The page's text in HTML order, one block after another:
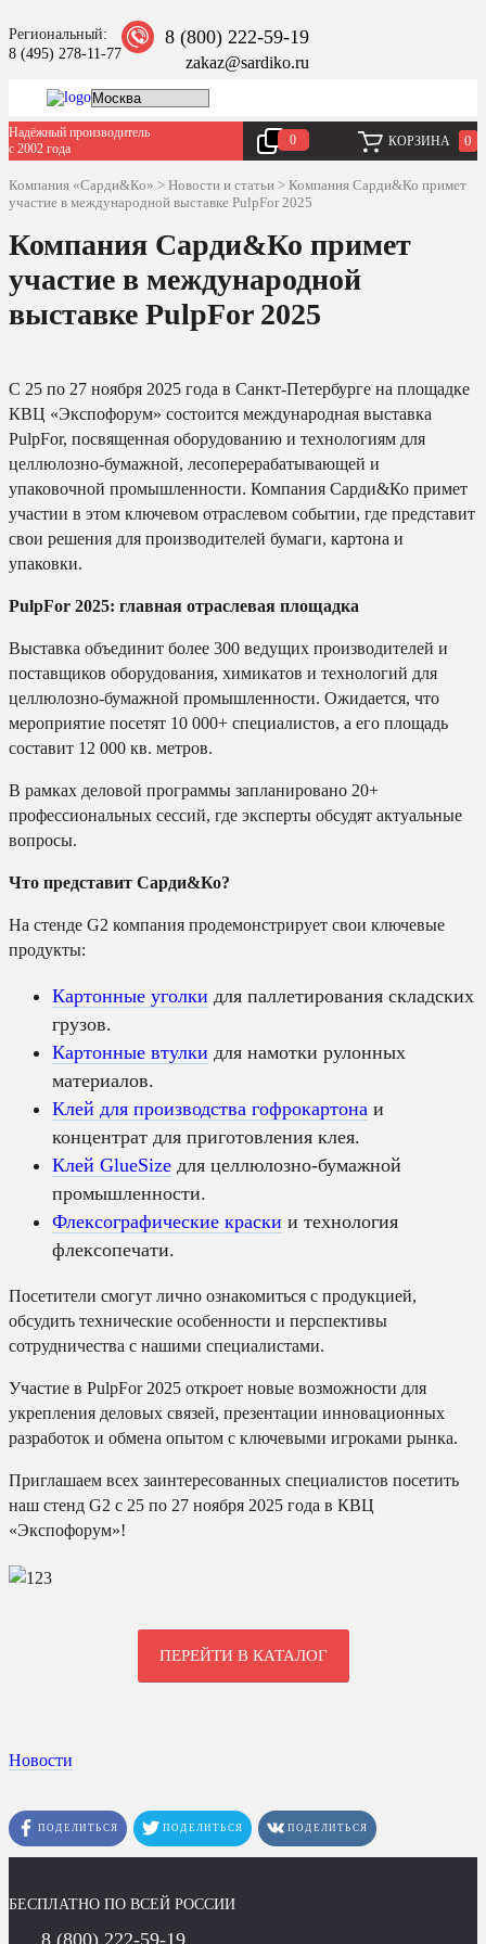
Региональный:
8 (495) 278-11-77
8 (800) 222-59-19
zakaz@sardiko.ru
Надёжный производитель
с 2002 года
0 КОРЗИНА 0
Компания «Сарди&Ко» > Новости и статьи > Компания Сарди&Ко примет
участие в международной выставке PulpFor 2025
Компания Сарди&Ко примет
участие в международной
выставке PulpFor 2025
С 25 по 27 ноября 2025 года в Санкт-Петербурге на площадке
КВЦ «Экспофорум» состоится международная выставка
PulpFor, посвященная оборудованию и технологиям для
целлюлозно-бумажной, лесоперерабатывающей и
упаковочной промышленности. Компания Сарди&Ко примет
участии в этом ключевом отраслевом событии, где представит
свои решения для производителей бумаги, картона и
упаковки.
PulpFor 2025: главная отраслевая площадка
Выставка объединит более 300 ведущих производителей и
поставщиков оборудования, химикатов и технологий для
целлюлозно-бумажной промышленности. Ожидается, что
мероприятие посетят 10 000+ специалистов, а его площадь
составит 12 000 кв. метров.
В рамках деловой программы запланировано 20+
профессиональных сессий, где эксперты обсудят актуальные
вопросы.
Что представит Сарди&Ко?
На стенде G2 компания продемонстрирует свои ключевые
продукты:
Картонные уголки для паллетирования складских
грузов.
Картонные втулки для намотки рулонных
материалов.
Клей для производства гофрокартона и
концентрат для приготовления клея.
Клей GlueSize для целлюлозно-бумажной
промышленности.
Флексографические краски и технология
флексопечати.
Посетители смогут лично ознакомиться с продукцией,
обсудить технические особенности и перспективы
сотрудничества с нашими специалистами.
Участие в PulpFor 2025 откроет новые возможности для
укрепления деловых связей, презентации инновационных
разработок и обмена опытом с ключевыми игроками рынка.
Приглашаем всех заинтересованных специалистов посетить
наш стенд G2 с 25 по 27 ноября 2025 года в КВЦ
«Экспофорум»!
ПЕРЕЙТИ В КАТАЛОГ
Новости
ПОДЕЛИТЬСЯ ПОДЕЛИТЬСЯ ПОДЕЛИТЬСЯ
БЕСПЛАТНО ПО ВСЕЙ РОССИИ
8 (800) 222-59-19